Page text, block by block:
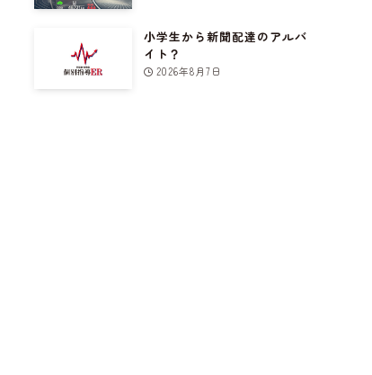
小学生から新聞配達のアルバ
イト？
2026年8月7日